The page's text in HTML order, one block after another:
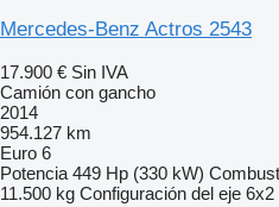
Mercedes-Benz Actros 2543
17.900 € Sin IVA
Camión con gancho
2014
954.127 km
Euro 6
Potencia 449 Hp (330 kW)
11.500 kg Configuración del eje 6x2